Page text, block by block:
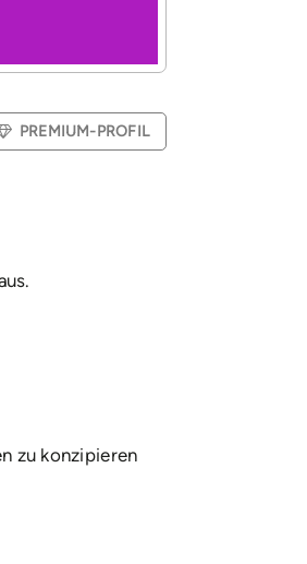
PREMIUM-PROFIL
zu konzipieren